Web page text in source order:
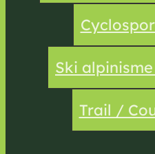
Ski
Trail /